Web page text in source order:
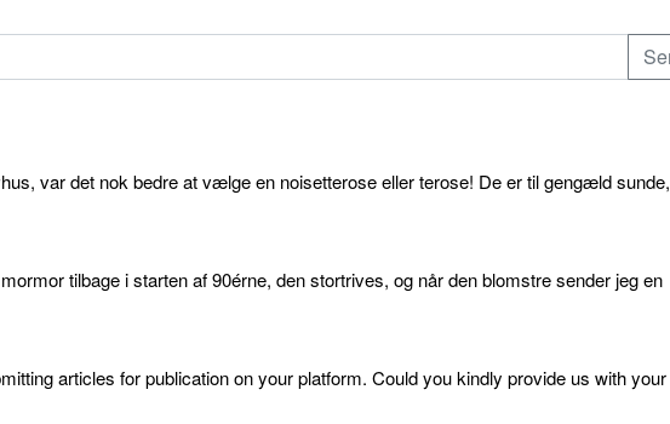
var det nok bedre at vælge en noisetterose eller terose! De er til gengæld sunde,
tilbage i starten af 90érne, den stortrives, og når den blomstre sender jeg en
articles for publication on your platform. Could you kindly provide us with your